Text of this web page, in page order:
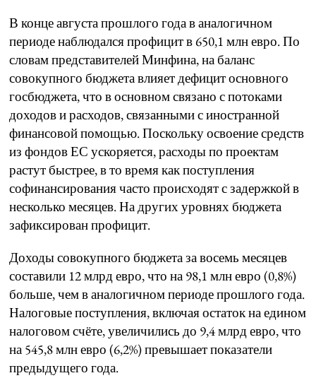
В конце августа прошлого года в аналогичном
периоде наблюдался профицит в 650,1 млн евро. По
словам представителей Минфина, на баланс
совокупного бюджета влияет дефицит основного
госбюджета, что в основном связано с потоками
доходов и расходов, связанными с иностранной
финансовой помощью. Поскольку освоение средств
из фондов ЕС ускоряется, расходы по проектам
растут быстрее, в то время как поступления
софинансирования часто происходят с задержкой в
несколько месяцев. На других уровнях бюджета
зафиксирован профицит.
Доходы совокупного бюджета за восемь месяцев
составили 12 млрд евро, что на 98,1 млн евро (0,8%)
больше, чем в аналогичном периоде прошлого года.
Налоговые поступления, включая остаток на едином
налоговом счёте, увеличились до 9,4 млрд евро, что
на 545,8 млн евро (6,2%) превышает показатели
предыдущего года.